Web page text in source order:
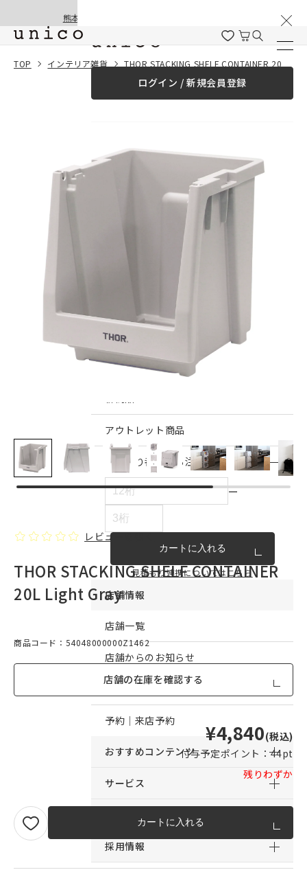
熊本地震の影響による配送遅延と停止について
ログイン / 新規会員登録
ファブリック雑貨
インテリア雑貨・その他
家具シリーズ一覧
アウトレット商品
見積もり番号から注文する
ー
カートに入れる
見積もり連携についてはこちら
店舗情報
店舗一覧
店舗からのお知らせ
予約｜オンライン接客予約
予約｜来店予約
おすすめコンテンツ
サービス
採用情報
TOP インテリア雑貨 THOR STACKING SHELF CONTAINER 20L Light Gray
一緒に購入する
レビューを書く
THOR STACKING SHELF CONTAINER
20L Light Gray
商品コード：54048000000Z1462
店舗の在庫を確認する
¥4,840(税込)
付与予定ポイント：44pt
残りわずか
カートに入れる